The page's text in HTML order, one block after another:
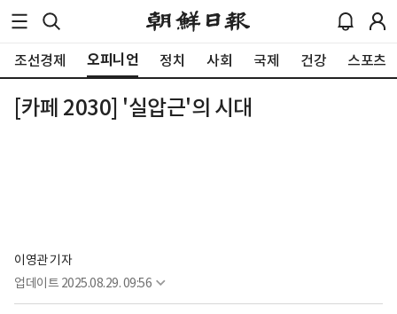
조선경제 오피니언 정치 사회 국제 건강 스포츠
[카페 2030] '실압근'의 시대
이영관 기자
업데이트 2025.08.29. 09:56